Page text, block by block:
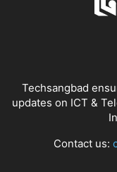
Techsangbad
updates on ICT &
Contact us: